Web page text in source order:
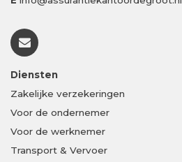
Diensten
Zakelijke verzekeringen
Voor de ondernemer
Voor de werknemer
Transport & Vervoer